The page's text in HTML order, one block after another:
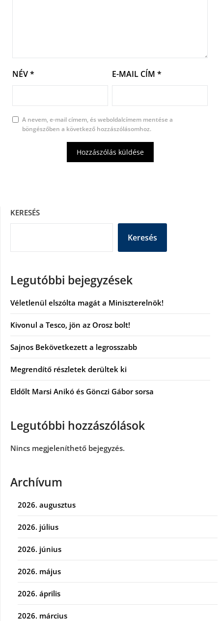
NÉV* E-MAIL CÍM *
A nevem, e-mail címem, és weboldalcímem mentése a
böngészőben a következő hozzászólásomhoz.
KERESÉS
Keresés
Legutóbbi bejegyzések
Véletlenül elszólta magát a Miniszterelnök!
Kivonul a Tesco, jön az Orosz bolt!
Sajnos Bekövetkezett a legrosszabb
Megrendítő részletek derültek ki
Eldőlt Marsi Anikó és Gönczi Gábor sorsa
Legutóbbi hozzászólások
Nincs megjeleníthető bejegyzés.
Archívum
2026. augusztus
2026. július
2026. június
2026. május
2026. április
2026. március